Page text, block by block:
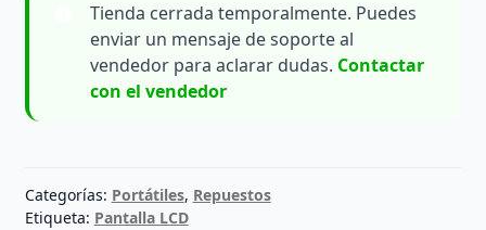
Tienda cerrada temporalmente. Puedes
enviar un mensaje de soporte al
vendedor para aclarar dudas. Contactar
con el vendedor
Categorías: Portátiles, Repuestos
Etiqueta: Pantalla LCD